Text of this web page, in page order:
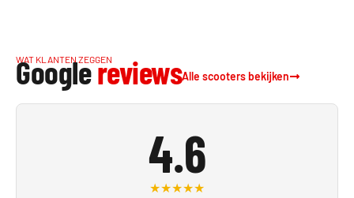
WAT KLANTEN ZEGGEN
GooglereviewsAlle scooters bekijken
4.6
★★★★★